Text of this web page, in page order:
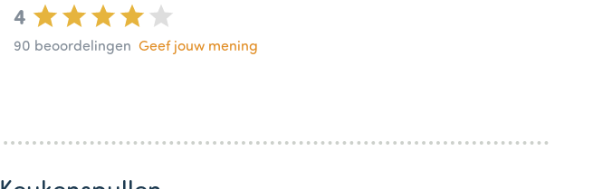
4
90 beoordelingen Geef jouw mening